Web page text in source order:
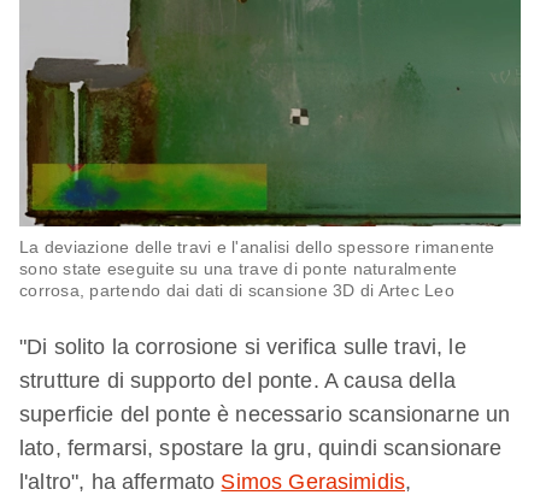
La deviazione delle travi e l'analisi dello spessore rimanente
sono state eseguite su una trave di ponte naturalmente
corrosa, partendo dai dati di scansione 3D di Artec Leo
"Di solito la corrosione si verifica sulle travi, le
strutture di supporto del ponte. A causa della
superficie del ponte è necessario scansionarne un
lato, fermarsi, spostare la gru, quindi scansionare
l'altro", ha affermato Simos Gerasimidis,